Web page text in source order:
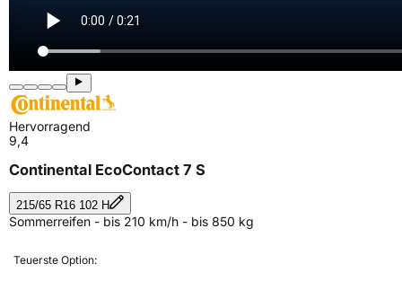
Hervorragend
9,4
Continental EcoContact 7 S
215/65 R16 102 H
Sommerreifen - bis 210 km/h - bis 850 kg
Teuerste Option: